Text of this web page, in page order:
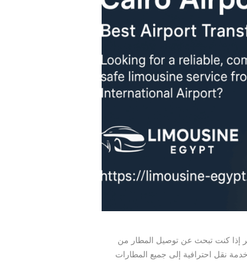
كنت تبحث عن توصيل المطار من
نقل احترافية إلى جميع المطارات